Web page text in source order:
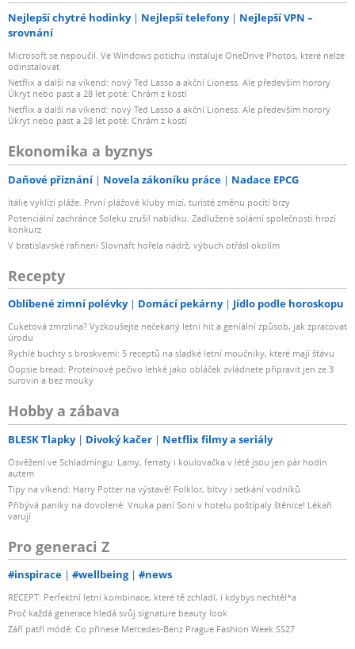
Nejlepší chytré hodinky Nejlepší telefony
Nejlepší VPN –
srovnání
Microsoft se nepoučil. Ve Windows potichu instaluje OneDrive Photos, které nelze
odinstalovat
Netflix a další na víkend: nový Ted Lasso a akční Lioness. Ale především horory
Úkryt nebo past a 28 let poté: Chrám z kostí
Netflix a další na víkend: nový Ted Lasso a akční Lioness. Ale především horory
Úkryt nebo past a 28 let poté: Chrám z kostí
Ekonomika a byznys
Daňové přiznání Novela zákoníku práce Nadace EPCG
Itálie vyklízí pláže. První plážové kluby mizí, turisté změnu pocítí brzy
Potenciální zachránce Soleku zrušil nabídku. Zadlužené solární společnosti hrozí
konkurz
V bratislavské rafinerii Slovnaft hořela nádrž, výbuch otřásl okolím
Recepty
Oblíbené zimní polévky Domácí pekárny Jídlo podle horoskopu
Cuketová zmrzlina? Vyzkoušejte nečekaný letní hit a geniální způsob, jak zpracovat
úrodu
Rychlé buchty s broskvemi: 5 receptů na sladké letní moučníky, které mají šťávu
Oopsie bread: Proteinové pečivo lehké jako obláček zvládnete připravit jen ze 3
surovin a bez mouky
Hobby a zábava
BLESK Tlapky Divoký kačer Netflix filmy a seriály
Osvěžení ve Schladmingu: Lamy, ferraty i koulovačka v létě jsou jen pár hodin
autem
Tipy na víkend: Harry Potter na výstavě! Folklor, bitvy i setkání vodníků
Přibývá paniky na dovolené: Vnuka paní Soni v hotelu poštípaly štěnice! Lékaři
varují
Pro generaci Z
#inspirace #wellbeing #news
RECEPT: Perfektní letní kombinace, které tě zchladí, i kdybys nechtěl*a
Proč každá generace hledá svůj signature beauty look
Září patří módě: Co přinese Mercedes-Benz Prague Fashion Week SS27